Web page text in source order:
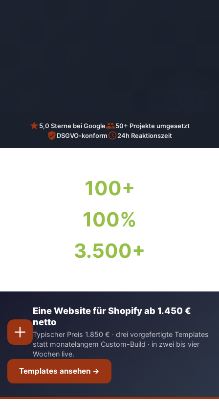
5,0 Sterne bei Google
50+ Projekte umgesetzt
DSGVO-konform
24h Reaktionszeit
100+
100%
3.500+
Eine Website für Shopify ab 1.450 €
netto
Typischer Preis 1.850 € · drei vorgefertigte Templates
statt monatelangem Custom-Build · in zwei bis vier
Wochen live.
Templates ansehen →